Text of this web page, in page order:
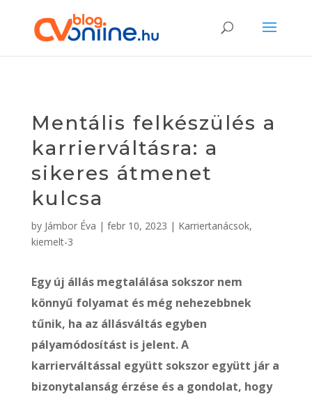
Mentális felkészülés a
karrierváltásra: a
sikeres átmenet
kulcsa
by Jámbor Éva | febr 10, 2023 | Karriertanácsok,
kiemelt-3
Egy új állás megtalálása sokszor nem
könnyű folyamat és még nehezebbnek
tűnik, ha az állásváltás egyben
pályamódosítást is jelent. A
karrierváltással együtt sokszor együtt jár a
bizonytalanság érzése és a gondolat, hogy